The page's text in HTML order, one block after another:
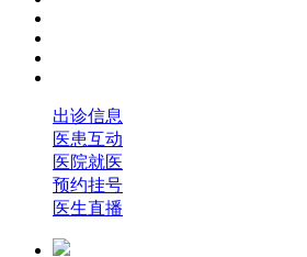
出诊信息
医患互动
医院就医
预约挂号
医生直播